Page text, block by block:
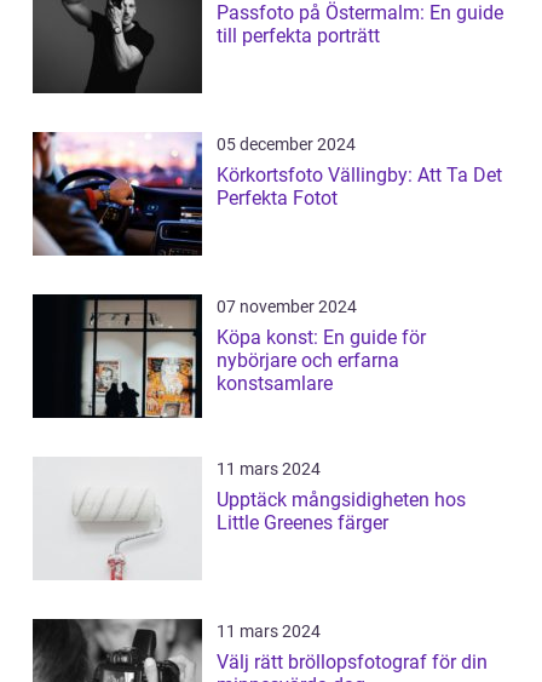
Passfoto på Östermalm: En guide
till perfekta porträtt
05 december 2024
Körkortsfoto Vällingby: Att Ta Det
Perfekta Fotot
07 november 2024
Köpa konst: En guide för
nybörjare och erfarna
konstsamlare
11 mars 2024
Upptäck mångsidigheten hos
Little Greenes färger
11 mars 2024
Välj rätt bröllopsfotograf för din